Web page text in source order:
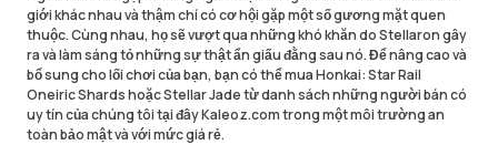
giới khác nhau và thậm chí có cơ hội gặp một số gương mặt quen
thuộc. Cùng nhau, họ sẽ vượt qua những khó khăn do Stellaron gây
ra và làm sáng tỏ những sự thật ẩn giấu đằng sau nó. Để nâng cao và
bổ sung cho lối chơi của bạn, bạn có thể mua Honkai: Star Rail
Oneiric Shards hoặc Stellar Jade từ danh sách những người bán có
uy tín của chúng tôi tại đây Kaleoz.com trong một môi trường an
toàn bảo mật và với mức giá rẻ.